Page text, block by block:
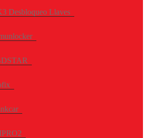
Desbloqueo Llaves